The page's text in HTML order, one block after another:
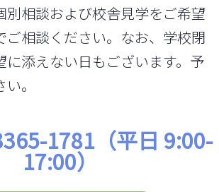
別相談および校舎見学をご希望
ご相談ください。なお、学校閉
に添えない日もございます。予
。
1781 （平日 9:00-
17:00）